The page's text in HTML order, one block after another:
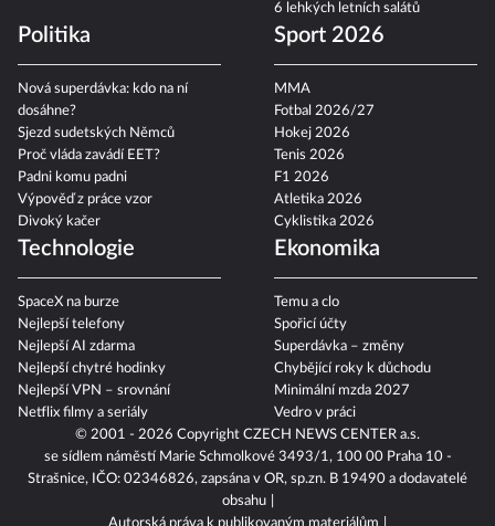
© 2001 - 2026 Copyright CZECH NEWS CENTER a.s.
se sídlem náměstí Marie Schmolkové 3493/1, 100 00 Praha 10 -
Strašnice, IČO: 02346826, zapsána v OR, sp.zn. B 19490 a dodavatelé
obsahu
6 lehkých letních salátů
Politika
Nová superdávka: kdo na ní
dosáhne?
Sjezd sudetských Němců
Proč vláda zavádí EET?
Padni komu padni
Výpověď z práce vzor
Divoký kačer
Sport 2026
MMA
Fotbal 2026/27
Hokej 2026
Tenis 2026
F1 2026
Atletika 2026
Cyklistika 2026
Technologie
SpaceX na burze
Nejlepší telefony
Nejlepší AI zdarma
Nejlepší chytré hodinky
Nejlepší VPN – srovnání
Netflix filmy a seriály
Ekonomika
Temu a clo
Spořicí účty
Superdávka – změny
Chybějící roky k důchodu
Minimální mzda 2027
Vedro v práci